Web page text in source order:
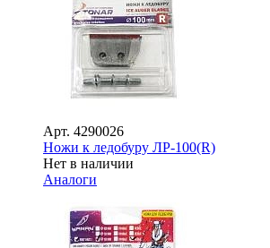
Арт. 4290026
Ножи к ледобуру ЛР-100(R)
Нет в наличии
Аналоги